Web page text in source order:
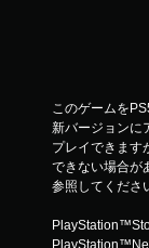
このゲームを
新バージョンに
プレイできます
できない場合が
参照してくださ